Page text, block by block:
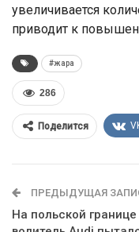
увеличивается
приводит к
#жара
286
Поделится
ПРЕДЫДУЩАЯ
На польской границе